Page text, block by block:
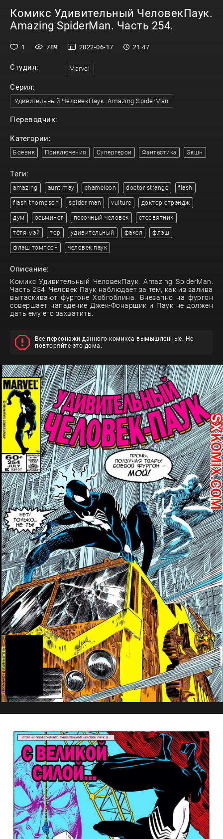
Комикс Удивительный ЧеловекПаук.
Amazing SpiderMan. Часть 254.
1 789 2022-06-17 21:47
Студия: Marvel
Серия:
Удивительный ЧеловекПаук. Amazing SpiderMan
Переводчик:
Категории:
Боевик Приключения Супергерои Фантастика Экшн
Теги:
amazing aunt may chameleon doctor strange flash
flash thompson spider man vulture доктор стрэндж
дум осьминог песочный человек стервятник
тётя мэй тор удивительный факел флэш
флэш томпсон человек паук
Описание:
Комикс Удивительный ЧеловекПаук. Amazing SpiderMan.
Часть 254. Человек Паук наблюдает за тем, как из залива
вытаскивают фургоне Хобгоблина. Внезапно на фургон
совершает нападение Джек-Фонарщик и Паук не должен
дать ему его захватить.
Все персонажи данного комикса вымышленные. Не
повторяйте это дома.